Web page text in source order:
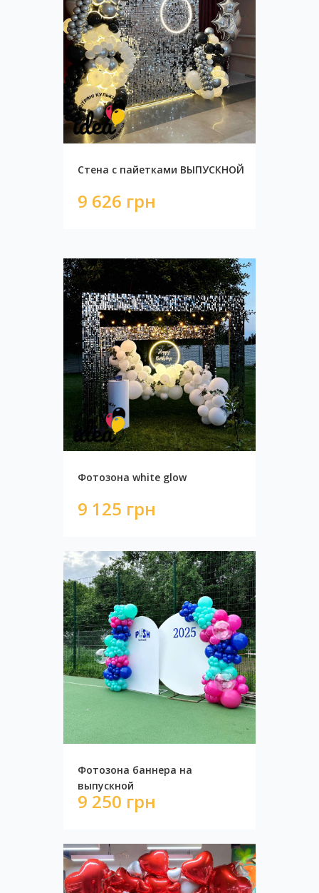
Цифра на подставке Мишка на шарах
1 300 грн
Фотозона Style Blue
15 438 грн
Стена с пайетками ВЫПУСКНОЙ
9 626 грн
Фотозона white glow
9 125 грн
Фотозона баннера на
выпускной
9 250 грн